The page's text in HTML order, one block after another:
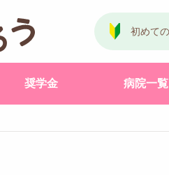
奨学金 病院一覧